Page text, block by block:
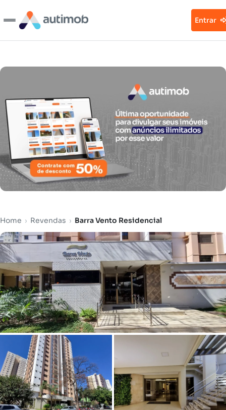
Entrar
Home › Revendas › Barra Vento Residencial